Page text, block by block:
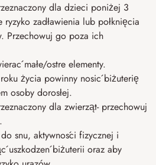
dla dzieci poniżej 3
zadławienia lub połknięcia
Przechowuj go poza ich
małe/ostre elementy.
życia powinny nosić biżuterię
osoby dorosłej.
dla zwierząt- przechowuj
snu, aktywności fizycznej i
uszkodzeń biżuterii oraz aby